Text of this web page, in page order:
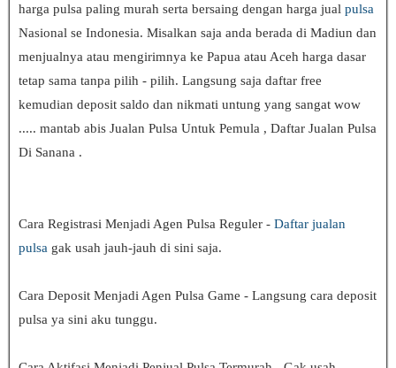
harga pulsa paling murah serta bersaing dengan harga jual pulsa
Nasional se Indonesia. Misalkan saja anda berada di Madiun dan
menjualnya atau mengirimnya ke Papua atau Aceh harga dasar
tetap sama tanpa pilih - pilih. Langsung saja daftar free
kemudian deposit saldo dan nikmati untung yang sangat wow
..... mantab abis Jualan Pulsa Untuk Pemula , Daftar Jualan Pulsa
Di Sanana .
Cara Registrasi Menjadi Agen Pulsa Reguler - Daftar jualan
pulsa gak usah jauh-jauh di sini saja.
Cara Deposit Menjadi Agen Pulsa Game - Langsung cara deposit
pulsa ya sini aku tunggu.